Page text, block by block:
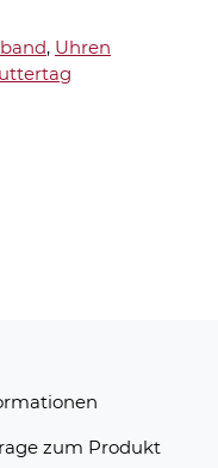
, Uhren
zum Produkt